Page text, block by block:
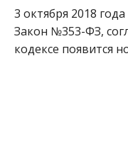
3 октября 2018
Закон №353-ФЗ,
кодексе появится